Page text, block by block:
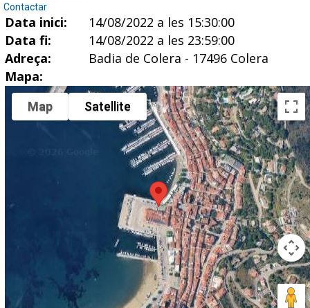
Contactar
Data inici:
14/08/2022 a les 15:30:00
Data fi:
14/08/2022 a les 23:59:00
Adreça:
Badia de Colera - 17496 Colera
Mapa:
Map Satellite